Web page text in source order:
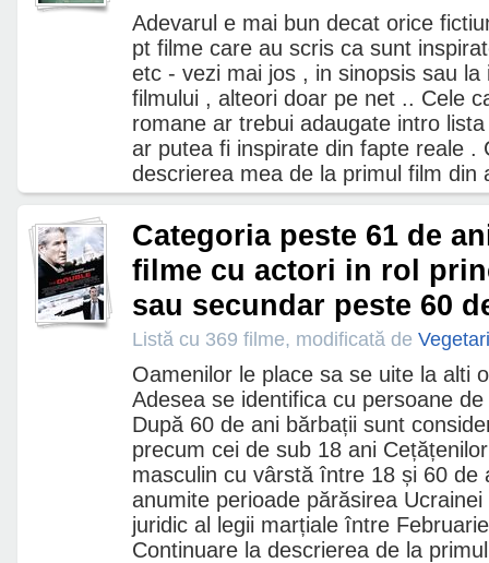
Adevarul e mai bun decat orice
pt filme care au scris ca sunt
etc - vezi mai jos , in sinopsis sau
filmului , alteori doar pe net .. Cele
romane ar trebui adaugate intro
ar putea fi inspirate din fapte reale .
descrierea mea de la primul film din
Categoria peste 61 de
filme cu actori in rol
sau secundar peste 60
Listă cu 369 filme, modificată de
Oamenilor le place sa se uite la alti
Adesea se identifica cu persoane
După 60 de ani bărbații sunt
precum cei de sub 18 ani
masculin cu vârstă între 18 și 60 de
anumite perioade părăsirea
juridic al legii marțiale între
Continuare la descrierea de la